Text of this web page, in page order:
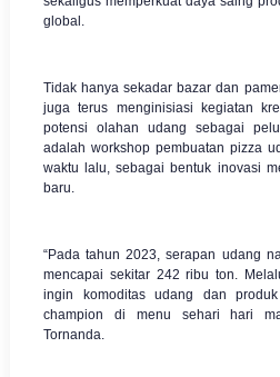
global.
Tidak hanya sekadar bazar dan
juga terus menginisiasi kegiatan
potensi olahan udang sebagai
adalah workshop pembuatan pizza
waktu lalu, sebagai bentuk inovasi
baru.
“Pada tahun 2023, serapan udang
mencapai sekitar 242 ribu ton.
ingin komoditas udang dan
champion di menu sehari hari
Tornanda.